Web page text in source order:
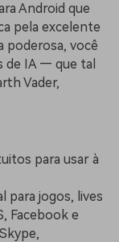
Android que
pela excelente
poderosa, você
de IA — que tal
Vader,
para usar à
para jogos, lives
Facebook e